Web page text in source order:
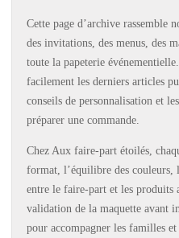
Cette page d’archive rassemble
des invitations, des menus, des
toute la papeterie
facilement les derniers articles
conseils de personnalisation et
préparer une commande.
Chez Aux faire-part étoilés,
format, l’équilibre des
entre le faire-part et les produits
validation de la maquette avant
pour accompagner les familles